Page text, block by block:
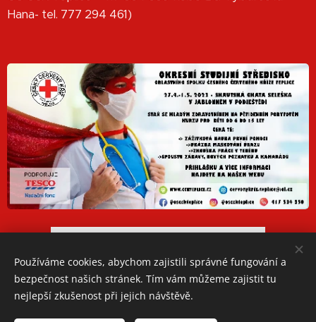
Hana- tel. 777 294 461)
Používáme cookies, abychom zajistili správné fungování a
bezpečnost našich stránek. Tím vám můžeme zajistit tu
nejlepší zkušenost při jejich návštěvě.